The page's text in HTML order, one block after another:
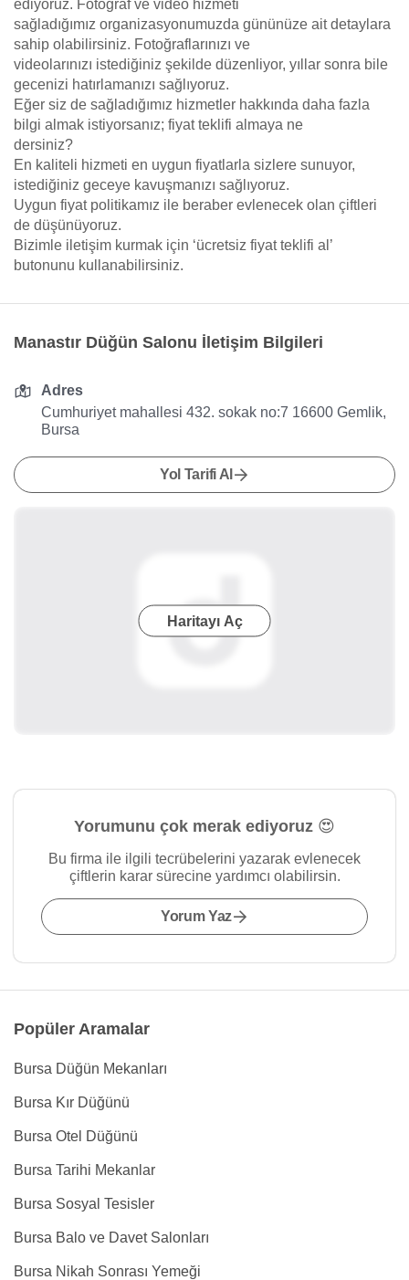
ediyoruz. Fotoğraf ve video hizmeti
sağladığımız organizasyonumuzda gününüze ait detaylara
sahip olabilirsiniz. Fotoğraflarınızı ve
videolarınızı istediğiniz şekilde düzenliyor, yıllar sonra bile
gecenizi hatırlamanızı sağlıyoruz.
Eğer siz de sağladığımız hizmetler hakkında daha fazla
bilgi almak istiyorsanız; fiyat teklifi almaya ne
dersiniz?
En kaliteli hizmeti en uygun fiyatlarla sizlere sunuyor,
istediğiniz geceye kavuşmanızı sağlıyoruz.
Uygun fiyat politikamız ile beraber evlenecek olan çiftleri
de düşünüyoruz.
Bizimle iletişim kurmak için ‘ücretsiz fiyat teklifi al’
butonunu kullanabilirsiniz.
Manastır Düğün Salonu İletişim Bilgileri
Adres
Cumhuriyet mahallesi 432. sokak no:7 16600 Gemlik,
Bursa
Yol Tarifi Al
Haritayı Aç
Yorumunu çok merak ediyoruz 😍
Bu firma ile ilgili tecrübelerini yazarak evlenecek
çiftlerin karar sürecine yardımcı olabilirsin.
Yorum Yaz
Popüler Aramalar
Bursa Düğün Mekanları
Bursa Kır Düğünü
Bursa Otel Düğünü
Bursa Tarihi Mekanlar
Bursa Sosyal Tesisler
Bursa Balo ve Davet Salonları
Bursa Nikah Sonrası Yemeği